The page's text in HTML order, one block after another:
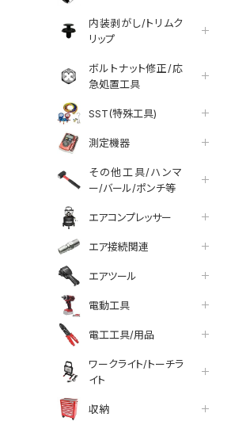
内装剥がし/トリムク
リップ
ボルトナット修正/応
急処置工具
SST(特殊工具)
測定機器
その他工具/ハンマ
ー/バール/ポンチ等
エアコンプレッサー
エア接続関連
エアツール
電動工具
電工工具/用品
ワークライト/トーチラ
イト
収納
facebook
line